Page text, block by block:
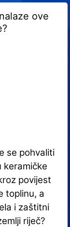
ove
se pohvaliti
keramičke
povijest
toplinu, a
i zaštitni
riječ?